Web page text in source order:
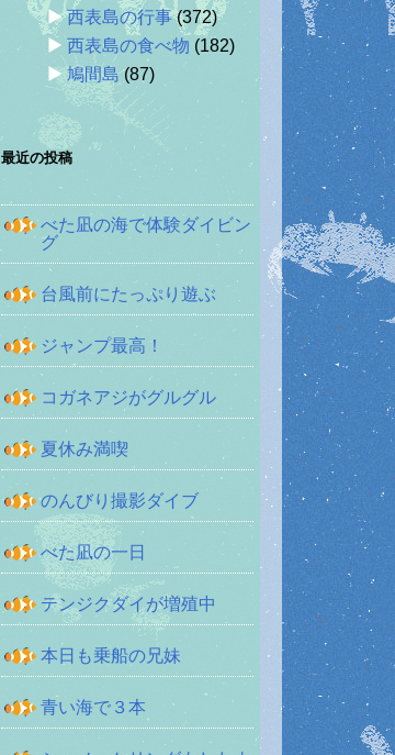
西表島の行事(372)
西表島の食べ物 (182)
鳩間島 (87)
最近の投稿
べた凪の海で体験ダイビン
グ
台風前にたっぷり遊ぶ
ジャンプ最高！
コガネアジがグルグル
夏休み満喫
のんびり撮影ダイブ
べた凪の一日
テンジクダイが増殖中
本日も乗船の兄妹
青い海で３本